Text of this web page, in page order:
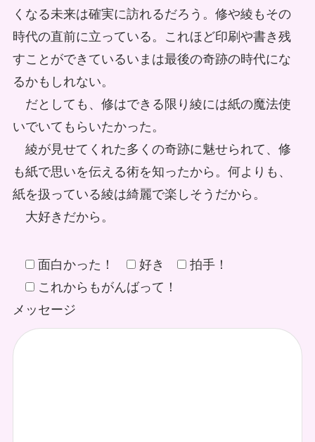
くなる未来は確実に訪れるだろう。修や綾もその
時代の直前に立っている。これほど印刷や書き残
すことができているいまは最後の奇跡の時代にな
るかもしれない。
だとしても、修はできる限り綾には紙の魔法使
いでいてもらいたかった。
綾が見せてくれた多くの奇跡に魅せられて、修
も紙で思いを伝える術を知ったから。何よりも、
紙を扱っている綾は綺麗で楽しそうだから。
大好きだから。
面白かった！ 好き
拍手！
これからもがんばって！
メッセージ